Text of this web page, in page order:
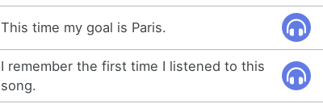
This time my goal is Paris.
I remember the first time I listened to this
song.